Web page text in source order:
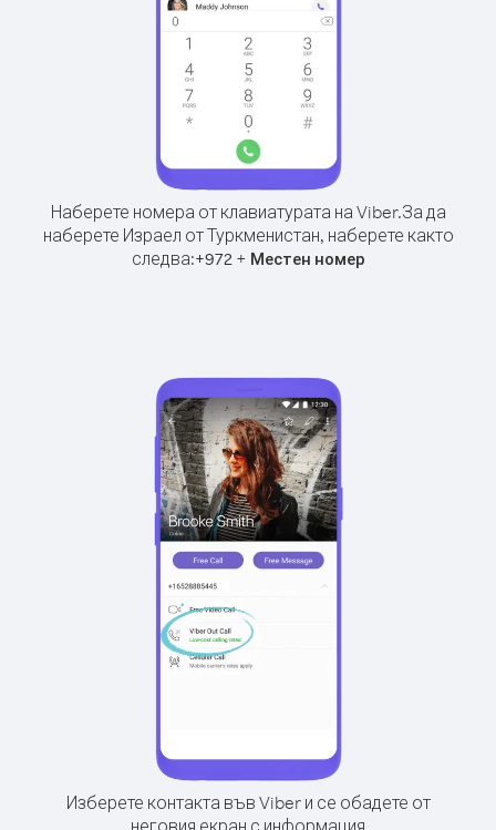
Наберете номера от клавиатурата на Viber.За да
наберете Израел от Туркменистан, наберете както
следва:+972+ Местен номер
Изберете контакта във Viber и се обадете от
неговия екран с информация